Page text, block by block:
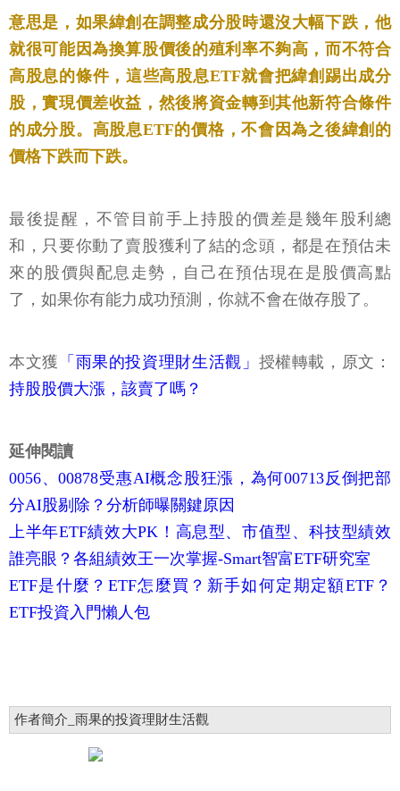
意思是，如果緯創在調整成分股時還沒大幅下跌，他
就很可能因為換算股價後的殖利率不夠高，而不符合
高股息的條件，這些高股息ETF就會把緯創踢出成分
股，實現價差收益，然後將資金轉到其他新符合條件
的成分股。高股息ETF的價格，不會因為之後緯創的
價格下跌而下跌。
最後提醒，不管目前手上持股的價差是幾年股利總
和，只要你動了賣股獲利了結的念頭，都是在預估未
來的股價與配息走勢，自己在預估現在是股價高點
了，如果你有能力成功預測，你就不會在做存股了。
本文獲 「雨果的投資理財生活觀」 授權轉載，原文：
持股股價大漲，該賣了嗎？
延伸閱讀
0056、00878受惠AI概念股狂漲，為何00713反倒把部
分AI股剔除？分析師曝關鍵原因
上半年ETF績效大PK！高息型、市值型、科技型績效
誰亮眼？各組績效王一次掌握-Smart智富ETF研究室
ETF是什麼？ETF怎麼買？新手如何定期定額ETF？
ETF投資入門懶人包
作者簡介_雨果的投資理財生活觀